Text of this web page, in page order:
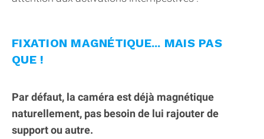
FIXATION MAGNÉTIQUE... MAIS PAS
QUE !
Par défaut, la caméra est déjà magnétique
naturellement, pas besoin de lui rajouter de
support ou autre.